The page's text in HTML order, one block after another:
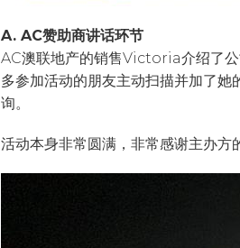
A. AC赞助商讲话环节
AC澳联地产的销售Victoria介绍了公
多参加活动的朋友主动扫描并加了
询。
活动本身非常圆满，非常感谢主办方